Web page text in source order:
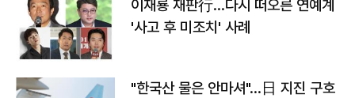
이재룡 재판行…다시 떠오른 연예계
'사고 후 미조치' 사례
"한국산 물은 안마셔"…日 지진 구호